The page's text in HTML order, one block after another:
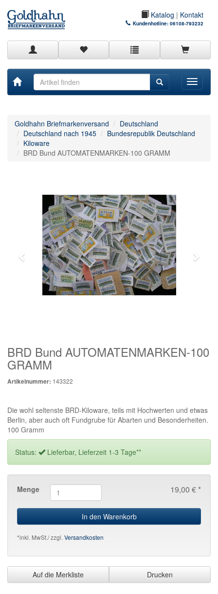
Katalog | Kontakt
Kundenhotline: 06108-793232
Toggle
Goldhahn Briefmarkenversand
Deutschland
Deutschland nach 1945
Bundesrepublik Deutschland
Kiloware
BRD Bund AUTOMATENMARKEN-100 GRAMM
BRD Bund AUTOMATENMARKEN-100
GRAMM
Artikelnummer: 143322
Die wohl seltenste BRD-Kiloware, teils mit Hochwerten und etwas
Berlin, aber auch oft Fundgrube für Abarten und Besonderheiten.
100 Gramm
Status: Lieferbar, Lieferzeit 1-3 Tage**
19,00 € *
Menge
In den Warenkorb
*inkl. MwSt./ zzgl.Versandkosten
Auf die Merkliste Drucken